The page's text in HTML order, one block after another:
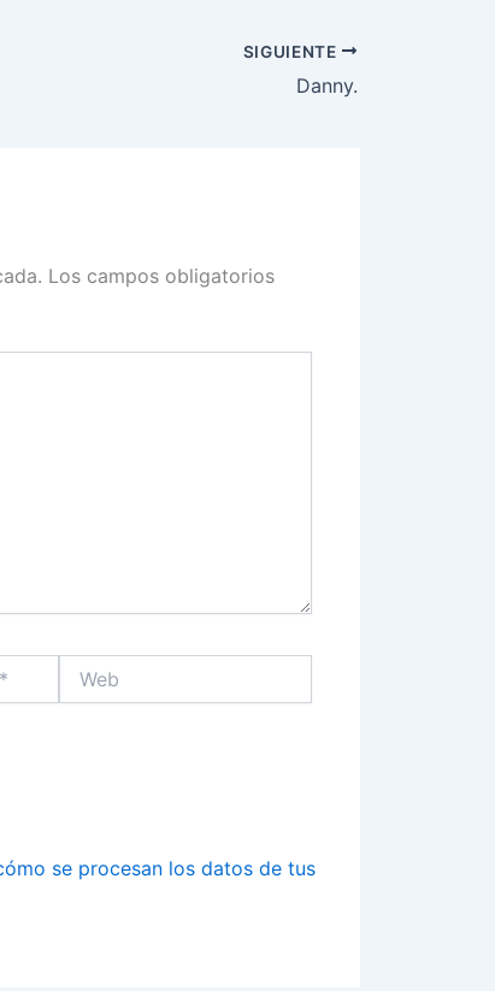
SIGUIENTE
Danny.
Los campos obligatorios
se procesan los datos de tus